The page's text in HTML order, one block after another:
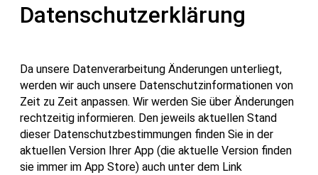
Datenschutzerklärung
Da unsere Datenverarbeitung Änderungen unterliegt,
werden wir auch unsere Datenschutzinformationen von
Zeit zu Zeit anpassen. Wir werden Sie über Änderungen
rechtzeitig informieren. Den jeweils aktuellen Stand
dieser Datenschutzbestimmungen finden Sie in der
aktuellen Version Ihrer App (die aktuelle Version finden
sie immer im App Store) auch unter dem Link